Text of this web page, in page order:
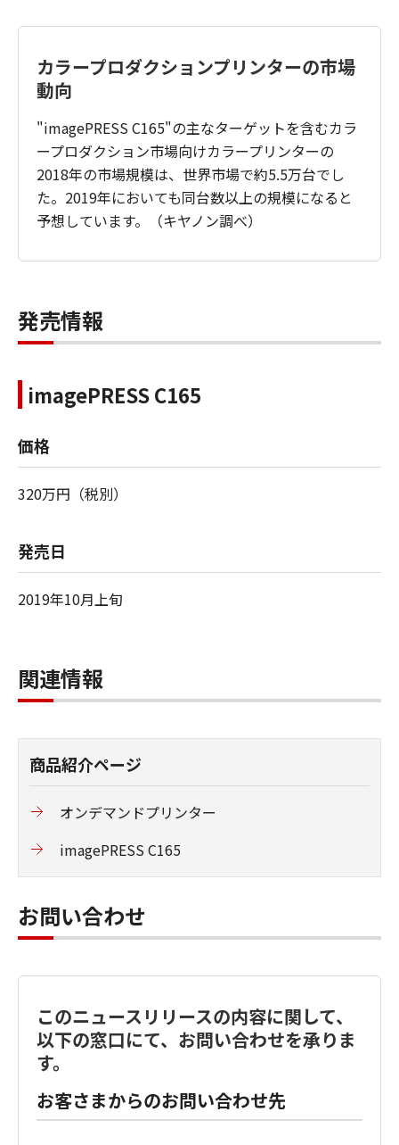
カラープロダクションプリンターの市場
動向
"imagePRESS C165"の主なターゲットを含むカラ
ープロダクション市場向けカラープリンターの
2018年の市場規模は、世界市場で約5.5万台でし
た。2019年においても同台数以上の規模になると
予想しています。（キヤノン調べ）
発売情報
imagePRESS C165
価格
320万円（税別）
発売日
2019年10月上旬
関連情報
商品紹介ページ
オンデマンドプリンター
imagePRESS C165
お問い合わせ
このニュースリリースの内容に関して、
以下の窓口にて、お問い合わせを承りま
す。
お客さまからのお問い合わせ先